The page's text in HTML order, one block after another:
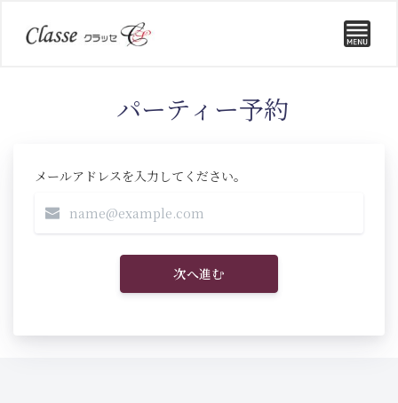
パーティー予約
メールアドレスを入力してください。
次へ進む